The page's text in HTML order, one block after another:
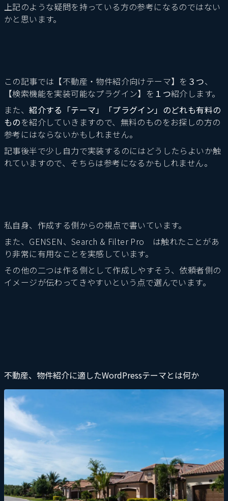
上記のような疑問を持っている方の参考になるのではない
かと思います。
この記事では【不動産・物件紹介向けテーマ】を ３つ、
【検索機能を実装可能なプラグイン】を １つ紹介します。
また、紹介する「テーマ」「プラグイン」のどれも有料の
ものを紹介していきますので、無料のものをお探しの方の
参考にはならないかもしれません。
記事後半で少し自力で実装するのにはどうしたらよいか触
れていますので、そちらは参考になるかもしれません。
私自身、作成する側からの視点で書いています。
また、GENSEN、Search & Filter Pro は触れたことがあ
り非常に有用なことを実感しています。
その他の二つは作る側として作成しやすそう、依頼者側の
イメージが伝わってきやすいという点で選んでいます。
不動産、物件紹介に適したWordPressテーマとは何か